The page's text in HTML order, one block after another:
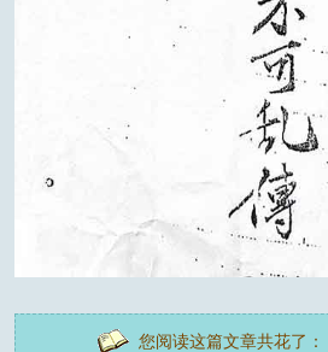
您阅读这篇文章共花了：